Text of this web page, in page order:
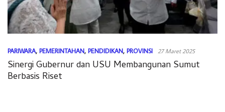
PARIWARA, PEMERINTAHAN, PENDIDIKAN, PROVINSI 27 Maret 2025
Sinergi Gubernur dan USU Membangunan Sumut
Berbasis Riset